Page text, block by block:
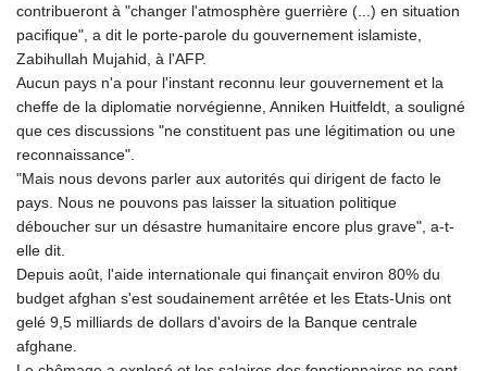
JEP 0.8566
JMD 183.057725
JPY 182.445186
KES 149.158147
KGS 101.104505
KMF 492.514185
KRW 1627.712241
KWD 0.356853
KZT 540.233287
LAK 26025.676609
LBP
contribueront à "changer l'atmosphère guerrière (...) en situation
pacifique", a dit le porte-parole du gouvernement islamiste,
Zabihullah Mujahid, à l'AFP.
Aucun pays n'a pour l'instant reconnu leur gouvernement et la
cheffe de la diplomatie norvégienne, Anniken Huitfeldt, a souligné
que ces discussions "ne constituent pas une légitimation ou une
reconnaissance".
"Mais nous devons parler aux autorités qui dirigent de facto le
pays. Nous ne pouvons pas laisser la situation politique
déboucher sur un désastre humanitaire encore plus grave", a-t-
elle dit.
Depuis août, l'aide internationale qui finançait environ 80% du
budget afghan s'est soudainement arrêtée et les Etats-Unis ont
gelé 9,5 milliards de dollars d'avoirs de la Banque centrale
afghane.